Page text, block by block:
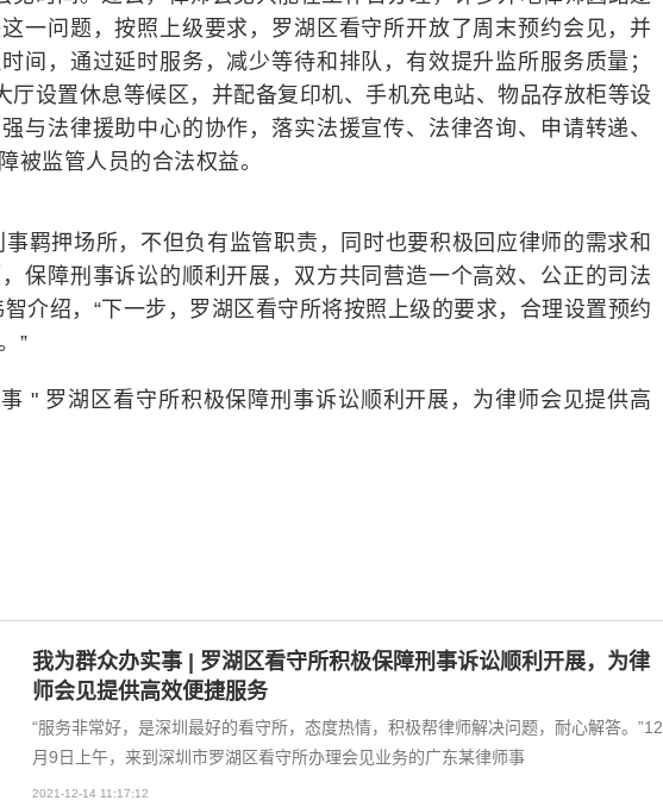
一问题，按照上级要求，罗湖区看守所开放了周末预约会见，并
间，通过延时服务，减少等待和排队，有效提升监所服务质量；
厅设置休息等候区，并配备复印机、手机充电站、物品存放柜等设
与法律援助中心的协作，落实法援宣传、法律咨询、申请转递、
被监管人员的合法权益。
羁押场所，不但负有监管职责，同时也要积极回应律师的需求和
保障刑事诉讼的顺利开展，双方共同营造一个高效、公正的司法
介绍，“下一步，罗湖区看守所将按照上级的要求，合理设置预约
”
事 " 罗湖区看守所积极保障刑事诉讼顺利开展，为律师会见提供高
我为群众办实事 | 罗湖区看守所积极保障刑事诉讼顺利开展，为律
师会见提供高效便捷服务
“服务非常好，是深圳最好的看守所，态度热情，积极帮律师解决问题，耐心解答。”12
月9日上午，来到深圳市罗湖区看守所办理会见业务的广东某律师事
2021-12-14 11:17:12